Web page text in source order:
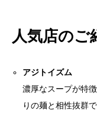
人気店のご
アジトイズム
濃厚なスープが特
りの麺と相性抜群